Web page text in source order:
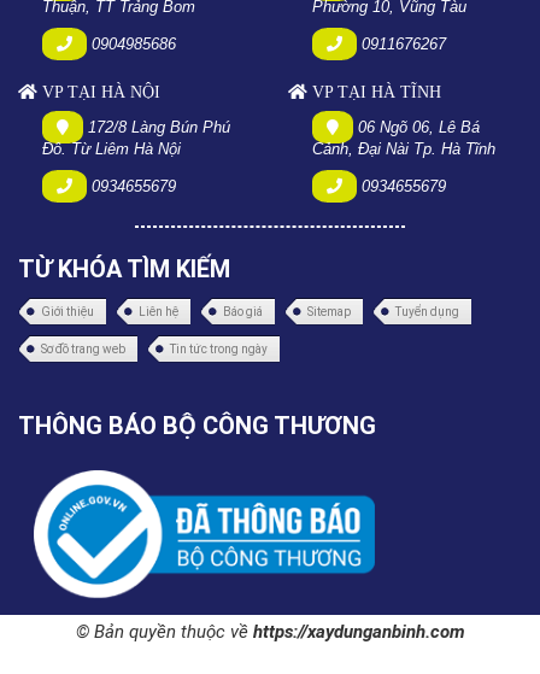
Thuận, TT Trảng Bom
0904985686
Phường 10, Vũng Tàu
0911676267
VP TẠI HÀ NỘI
172/8 Làng Bún Phú
Đô. Từ Liêm Hà Nội
0934655679
VP TẠI HÀ TĨNH
06 Ngõ 06, Lê Bá
Cảnh, Đại Nài Tp. Hà Tĩnh
0934655679
TỪ KHÓA TÌM KIẾM
Giới thiệu Liên hệ Báo giá Sitemap Tuyển dụng
Sơ đồ trang web Tin tức trong ngày
THÔNG BÁO BỘ CÔNG THƯƠNG
© Bản quyền thuộc về https://xaydunganbinh.com